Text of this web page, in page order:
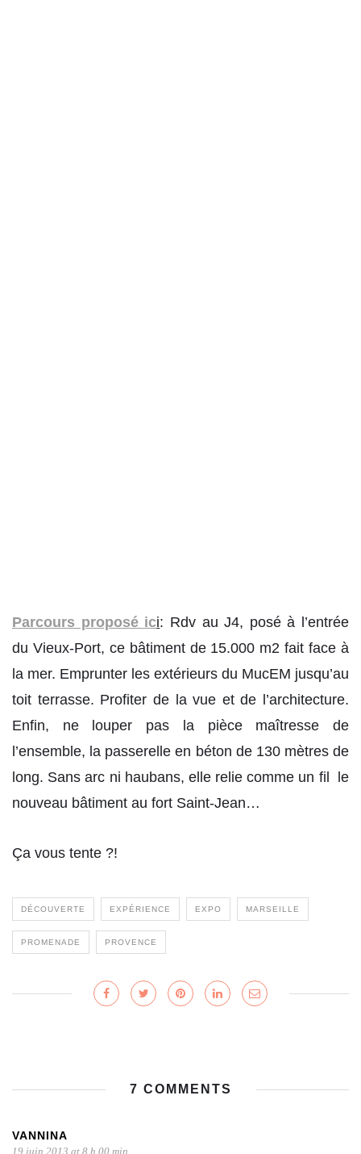
Parcours proposé ici: Rdv au J4, posé à l’entrée
du Vieux-Port, ce bâtiment de 15.000 m2 fait face à
la mer. Emprunter les extérieurs du MucEM jusqu’au
toit terrasse. Profiter de la vue et de l’architecture.
Enfin, ne louper pas la pièce maîtresse de
l’ensemble, la passerelle en béton de 130 mètres de
long. Sans arc ni haubans, elle relie comme un fil le
nouveau bâtiment au fort Saint-Jean…
Ça vous tente ?!
DÉCOUVERTE EXPÉRIENCE EXPO MARSEILLE
PROMENADE PROVENCE
7 COMMENTS
VANNINA
19 juin 2013 at 8 h 00 min